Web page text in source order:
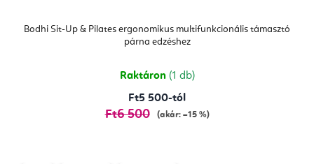
Bodhi Sit-Up & Pilates ergonomikus multifunkcionális támasztó
párna edzéshez
Raktáron (1 db)
Ft5 500-tól
Ft6 500 (akár: –15 %)